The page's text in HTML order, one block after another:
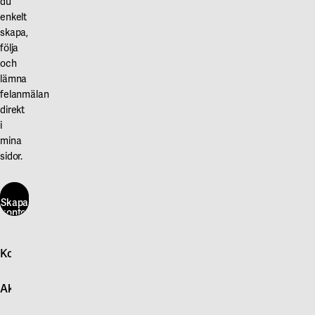
enkelt
skapa,
följa
och
lämna
felanmälan
direkt
i
mina
sidor.
Skapa
konto
här
Kontakta oss
Snabb felanmälan
Aktuellt